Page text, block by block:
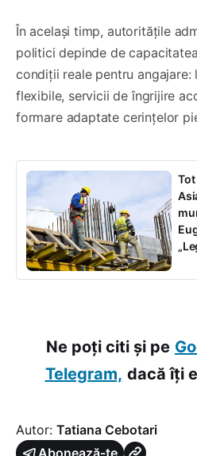
În același timp, autoritățile
politici depinde de
condiții reale pentru angajare:
flexibile, servicii de îngrijire
formare adaptate cerințelor
Ne poți citi și pe
Telegram, dacă îți
Autor: Tatiana Cebotari
Abonează-te